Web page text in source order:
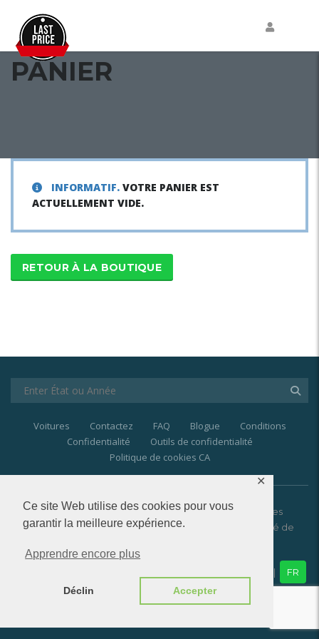
Ce site Web utilise des cookies pour vous
garantir la meilleure expérience.
Apprendre encore plus
Déclin Accepter
✕
PANIER
INFORMATIF. VOTRE PANIER EST
ACTUELLEMENT VIDE.
RETOUR À LA BOUTIQUE
Voitures Contactez FAQ Blogue
Conditions
Confidentialité
Outils de confidentialité
Politique de cookies CA
© 2021-2025Last Price| Les marques et les
marques de commerce sont la propriété de
| FR